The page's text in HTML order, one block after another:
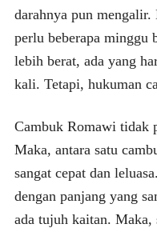
darahnya pun
perlu beberapa minggu
lebih berat, ada yang
kali. Tetapi, hukuman
Cambuk Romawi tidak
Maka, antara satu
sangat cepat dan
dengan panjang yang
ada tujuh kaitan. Maka,